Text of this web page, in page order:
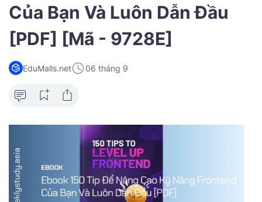
Của Bạn Và Luôn Dẫn Đầu
[PDF] [Mã - 9728E]
EduMalls.net 06 tháng 9